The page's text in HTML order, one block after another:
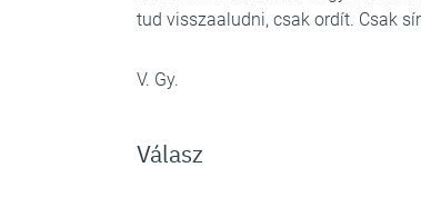
tud visszaaludni, csak ordít. Csak
V. Gy.
Válasz